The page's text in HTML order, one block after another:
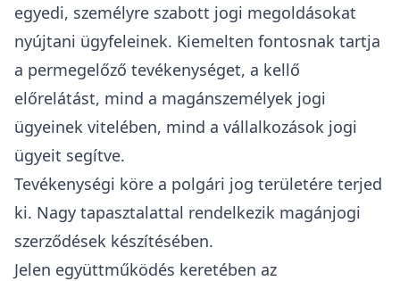
egyedi, személyre szabott jogi megoldásokat
nyújtani ügyfeleinek. Kiemelten fontosnak tartja
a permegelőző tevékenységet, a kellő
előrelátást, mind a magánszemélyek jogi
ügyeinek vitelében, mind a vállalkozások jogi
ügyeit segítve.
Tevékenységi köre a polgári jog területére terjed
ki. Nagy tapasztalattal rendelkezik magánjogi
szerződések készítésében.
Jelen együttműködés keretében az